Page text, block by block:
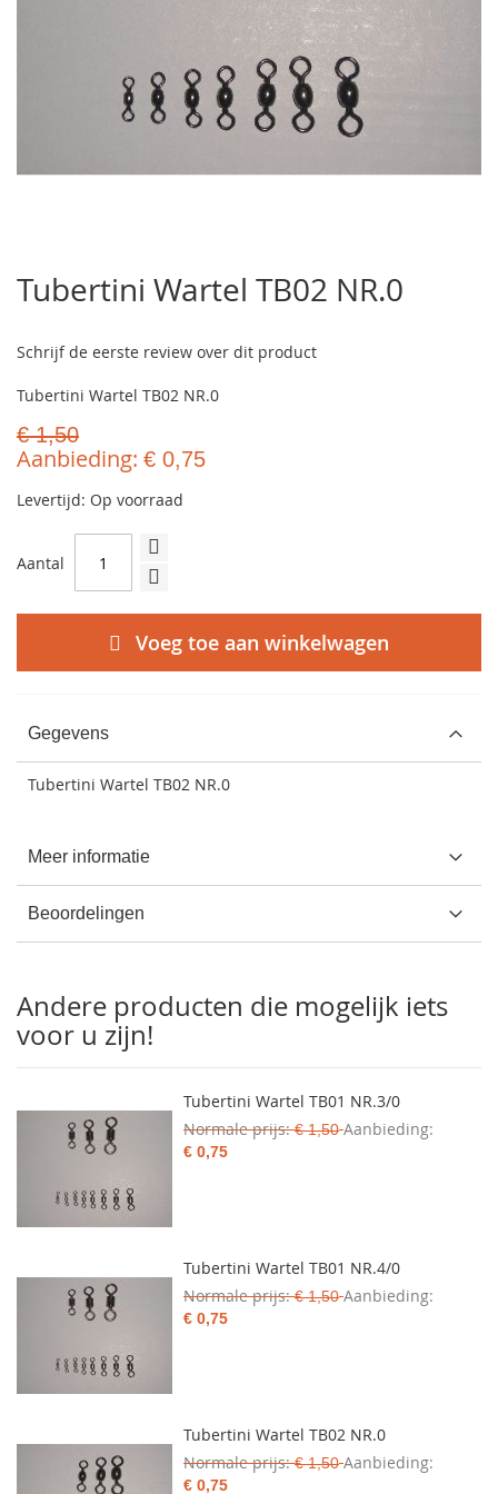
het
begin
de
gallerij
Tubertini Wartel TB02 NR.0
Schrijf de eerste review over dit product
Tubertini Wartel TB02 NR.0
€ 1,50
Aanbieding € 0,75
Levertijd: Op voorraad
Aantal
Voeg toe aan winkelwagen
Gegevens
Tubertini Wartel TB02 NR.0
Meer informatie
Beoordelingen
Andere producten die mogelijk iets
voor u zijn!
Tubertini Wartel TB01 NR.3/0
Normale prijs € 1,50 Aanbieding
€ 0,75
Tubertini Wartel TB01 NR.4/0
Normale prijs € 1,50 Aanbieding
€ 0,75
Tubertini Wartel TB02 NR.0
Normale prijs € 1,50 Aanbieding
€ 0,75